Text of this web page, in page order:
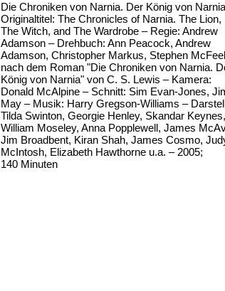
Die Chroniken von Narnia. Der König von
Originaltitel: The Chronicles of Narnia. The Lion,
The Witch, and The Wardrobe – Regie: Andrew
Adamson – Drehbuch: Ann Peacock, Andrew
Adamson, Christopher Markus, Stephen
nach dem Roman "Die Chroniken von Narnia.
König von Narnia" von C. S. Lewis – Kamera:
Donald McAlpine – Schnitt: Sim Evan-Jones,
May – Musik: Harry Gregson-Williams –
Tilda Swinton, Georgie Henley, Skandar Keynes,
William Moseley, Anna Popplewell, James
Jim Broadbent, Kiran Shah, James Cosmo,
McIntosh, Elizabeth Hawthorne u.a. – 2005;
140 Minuten